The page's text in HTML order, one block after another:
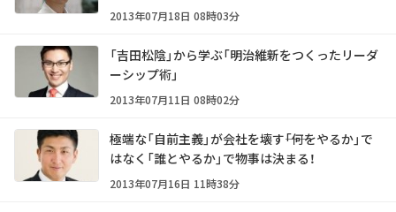
2013年07月18日 08時03分
「吉田松陰」から学ぶ「明治維新をつくったリーダ
ーシップ術」
2013年07月11日 08時02分
極端な「自前主義」が会社を壊す――「何をやるか」で
はなく「誰とやるか」で物事は決まる！
2013年07月16日 11時38分